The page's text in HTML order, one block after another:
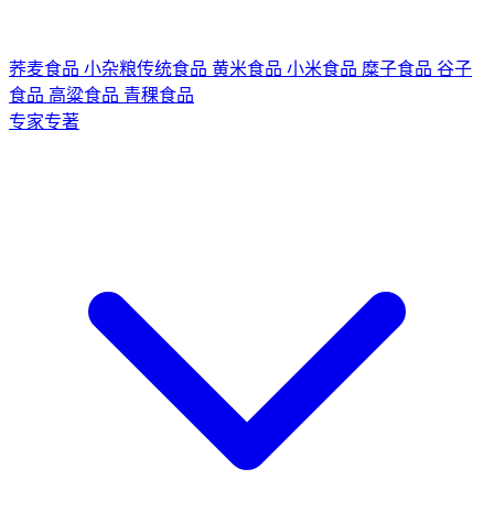
荞麦食品 小杂粮传统食品 黄米食品 小米食品 糜子食品 谷子
食品 高粱食品 青稞食品
专家专著